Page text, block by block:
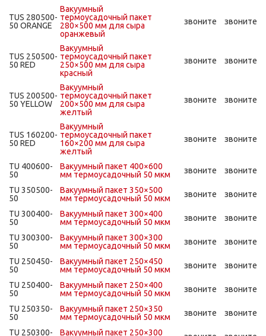
TUS 280500-
50 ORANGE
Вакуумный
термоусадочный пакет
280×500 мм для сыра
оранжевый
звоните звоните
TUS 250500-
50 RED
Вакуумный
термоусадочный пакет
250×500 мм для сыра
красный
звоните звоните
TUS 200500-
50 YELLOW
Вакуумный
термоусадочный пакет
200×500 мм для сыра
желтый
звоните звоните
TUS 160200-
50 RED
Вакуумный
термоусадочный пакет
160×200 мм для сыра
желтый
звоните звоните
TU 400600-
50
Вакуумный пакет 400×600
мм термоусадочный 50 мкм
звоните звоните
TU 350500-
50
Вакуумный пакет 350×500
мм термоусадочный 50 мкм
звоните звоните
TU 300400-
50
Вакуумный пакет 300×400
мм термоусадочный 50 мкм
звоните звоните
TU 300300-
50
Вакуумный пакет 300×300
мм термоусадочный 50 мкм
звоните звоните
TU 250450-
50
Вакуумный пакет 250×450
мм термоусадочный 50 мкм
звоните звоните
TU 250400-
50
Вакуумный пакет 250×400
мм термоусадочный 50 мкм
звоните звоните
TU 250350-
50
Вакуумный пакет 250×350
мм термоусадочный 50 мкм
звоните звоните
TU 250300- Вакуумный пакет 250×300